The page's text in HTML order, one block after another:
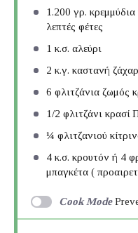
1.200 γρ.
λεπτές φέτες
1 κ.σ. αλεύρι
2 κ.γ. καστανή
6 φλιτζάνια ζωμός
1/2 φλιτζάνι
¼ φλιτζανιού
4 κ.σ. κρουτόν ή 4
μπαγκέτα (
Cook Mode